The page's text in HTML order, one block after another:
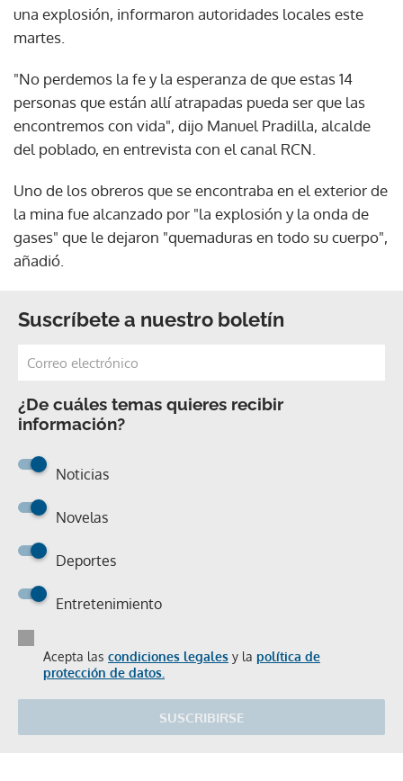
una explosión, informaron autoridades locales este
martes.
"No perdemos la fe y la esperanza de que estas 14
personas que están allí atrapadas pueda ser que las
encontremos con vida", dijo Manuel Pradilla, alcalde
del poblado, en entrevista con el canal RCN.
Uno de los obreros que se encontraba en el exterior de
la mina fue alcanzado por "la explosión y la onda de
gases" que le dejaron "quemaduras en todo su cuerpo",
añadió.
Suscríbete a nuestro boletín
¿De cuáles temas quieres recibir
información?
Noticias
Novelas
Deportes
Entretenimiento
Acepta las condiciones legales y la política de
protección de datos.
SUSCRIBIRSE